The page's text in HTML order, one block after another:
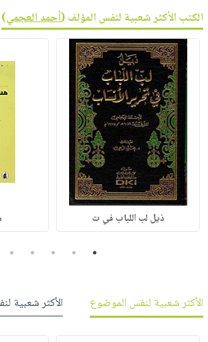
الكتب الأكثر شعبية لنفس المؤلف (أحمد العجمي)
ذيل لب اللباب في ت
1
2
3
4
5
الأكثر شعبية لنفس الموضوع
الأكثر شعبية